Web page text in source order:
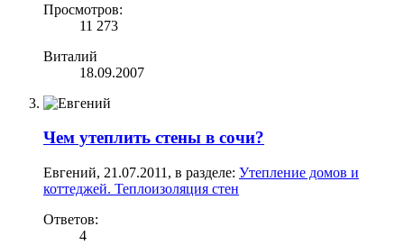
Просмотров:
11 273
Виталий
18.09.2007
Чем утеплить стены в сочи?
Евгений, 21.07.2011 , в разделе: Утепление домов и
коттеджей. Теплоизоляция стен
Ответов:
4